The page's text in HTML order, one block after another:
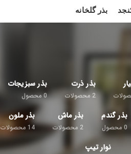
بذر گلخانه
بذر ذرت
2 محصولات
بذر سبزیجات
0 محصول
بذر گندم
0 محصول
بذر ماش
2 محصولات
بذر ملون
14 محصولات
نوار تیپ